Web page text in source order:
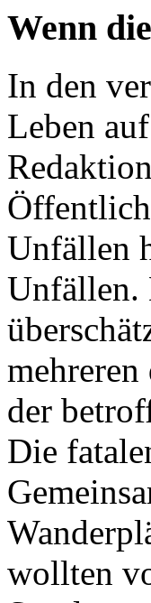
Wenn
In den
Leben
Unfällen
Unfällen.
der
Die
wollten